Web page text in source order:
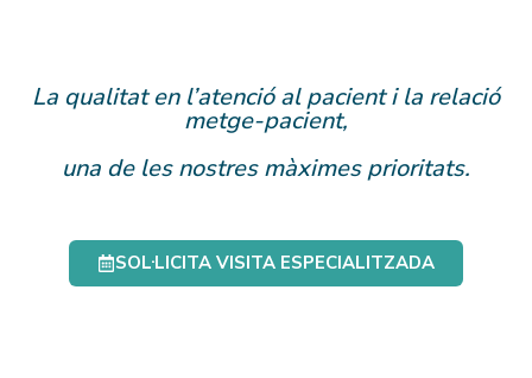
La qualitat en l’atenció al pacient i la relació
metge-pacient,
una de les nostres màximes prioritats.
SOL·LICITA VISITA ESPECIALITZADA